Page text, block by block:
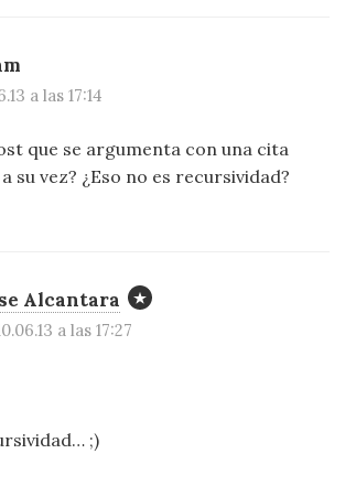
a las 17:14
que se argumenta con una cita
su vez? ¿Eso no es recursividad?
Alcantara
a las 17:27
;)